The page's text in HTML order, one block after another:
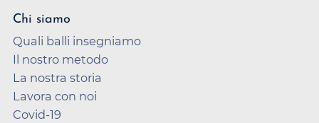
Chi siamo
Quali balli insegniamo
Il nostro metodo
La nostra storia
Lavora con noi
Covid-19